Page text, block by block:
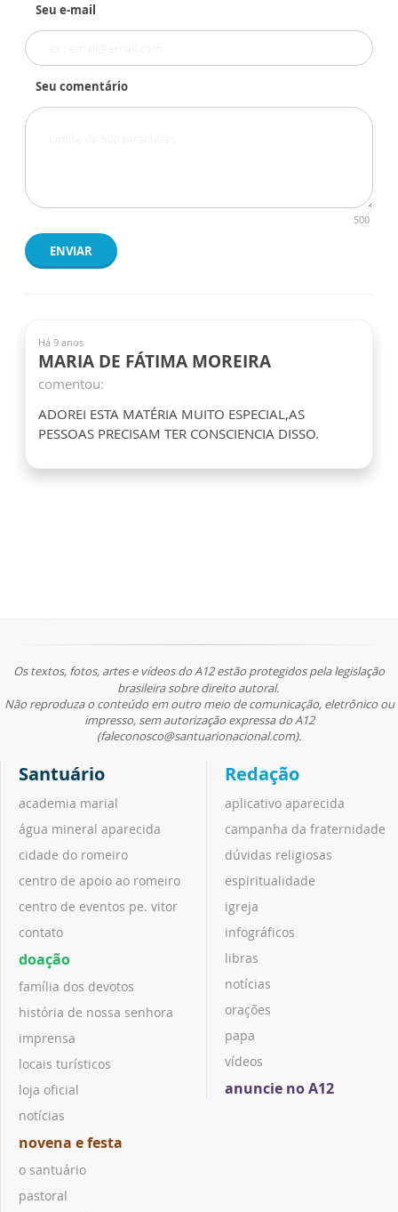
Seu e-mail
Seu comentário
500
ENVIAR
Há 9 anos
MARIA DE FÁTIMA MOREIRA
comentou:
ADOREI ESTA MATÉRIA MUITO ESPECIAL,AS
PESSOAS PRECISAM TER CONSCIENCIA DISSO.
Os textos, fotos, artes e vídeos do A12 estão protegidos pela legislação
brasileira sobre direito autoral.
Não reproduza o conteúdo em outro meio de comunicação, eletrônico ou
impresso, sem autorização expressa do A12
(faleconosco@santuarionacional.com).
Santuário
academia marial
água mineral aparecida
cidade do romeiro
centro de apoio ao romeiro
centro de eventos pe. vitor
contato
doação
família dos devotos
história de nossa senhora
imprensa
locais turísticos
loja oficial
notícias
novena e festa
o santuário
pastoral
Redação
aplicativo aparecida
campanha da fraternidade
dúvidas religiosas
espiritualidade
igreja
infográficos
libras
notícias
orações
papa
vídeos
anuncie no A12